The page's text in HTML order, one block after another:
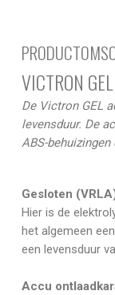
VICTRON
De Victron GEL
levensduur. De
ABS-
Gesloten
Hier is de
het algemeen
een levensduur
Accu